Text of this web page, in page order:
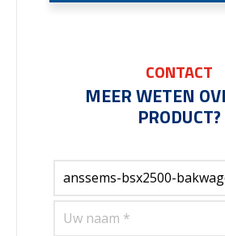
CONTACT
MEER WETEN
PRODUCT?